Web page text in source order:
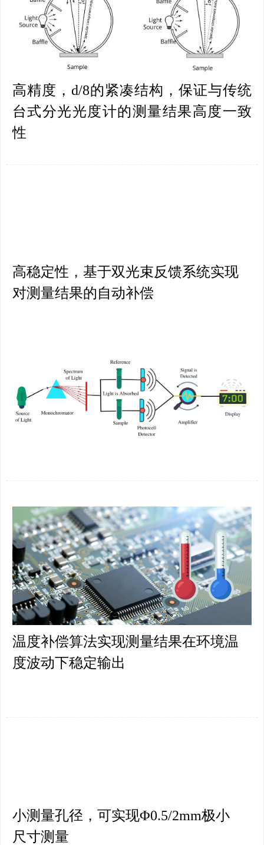
高精度，d/8的紧凑结构，保证与传统
台式分光光度计的测量结果高度一致
性
高稳定性，基于双光束反馈系统实现
对测量结果的自动补偿
小测量孔径，可实现Φ0.5/2mm极小
尺寸测量
温度补偿算法实现测量结果在环境温
度波动下稳定输出